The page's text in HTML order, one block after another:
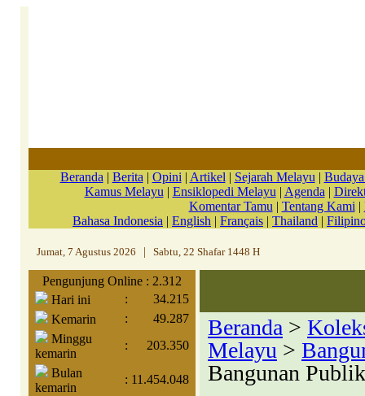
Beranda | Berita | Opini | Artikel | Sejarah Melayu |
Kamus Melayu | Ensiklopedi Melayu | Agenda |
Komentar Tamu | Tentang Kami |
Bahasa Indonesia | English | Français | Thailand |
Jumat, 7 Agustus 2026 Sabtu, 22 Shafar 1448 H
Pengunjung Online : 2.312
Hari ini
:
34.215
Kemarin
:
49.287
Minggu
kemarin
:
203.350
Bulan
kemarin
: 11.454.048
Beranda >
Melayu >
Bangunan